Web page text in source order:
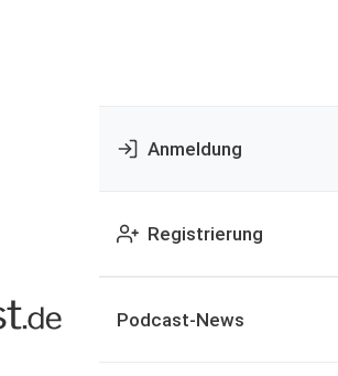
Anmeldung
Registrierung
Podcast-News